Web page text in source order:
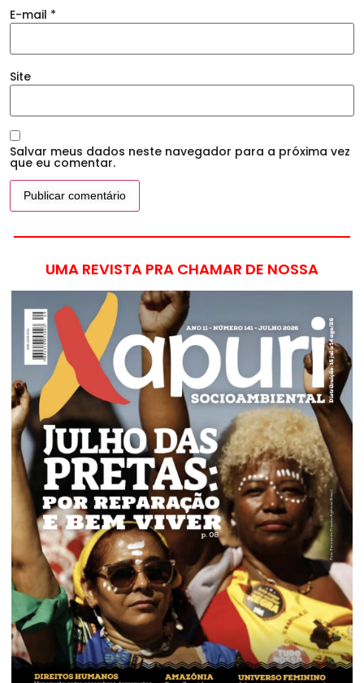
E-mail *
Site
Salvar meus dados neste navegador para a próxima vez
que eu comentar.
UMA REVISTA PRA CHAMAR DE NOSSA